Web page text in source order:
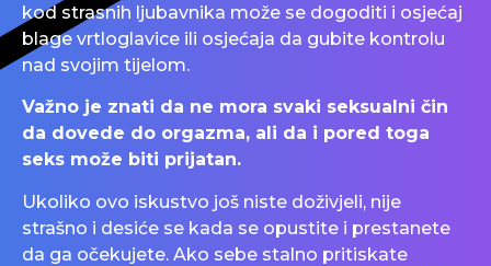
kod strasnih ljubavnika može se dogoditi i osjećaj
blage vrtloglavice ili osjećaja da gubite kontrolu
nad svojim tijelom.
Važno je znati da ne mora svaki seksualni čin
da dovede do orgazma, ali da i pored toga
seks može biti prijatan.
Ukoliko ovo iskustvo još niste doživjeli, nije
strašno i desiće se kada se opustite i prestanete
da ga očekujete. Ako sebe stalno pritiskate